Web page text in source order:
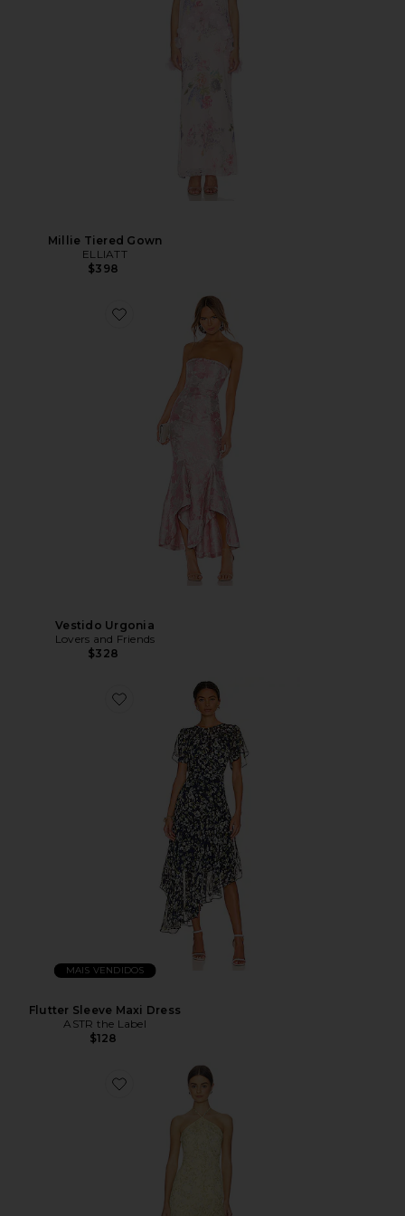
Millie Tiered Gown
ELLIATT
$398
Vestido Urgonia
Lovers and Friends
$328
MAIS VENDIDOS
Flutter Sleeve Maxi Dress
ASTR the Label
$128